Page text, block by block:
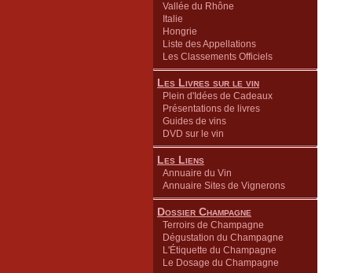
Vallée du Rhône
Italie
Hongrie
Liste des Appellations
Les Classements Officiels
Les Livres sur le vin
Plein d'Idées de Cadeaux
Présentations de livres
Guides de vins
DVD sur le vin
Les Liens
Annuaire du Vin
Annuaire Sites de Vignerons
Dossier Champagne
Terroirs de Champagne
Dégustation du Champagne
L'Étiquette du Champagne
Le Dosage du Champagne